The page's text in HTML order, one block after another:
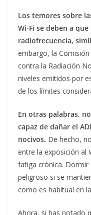
Los temores sobre
Wi-Fi se deben a
radiofrecuencia,
embargo, la
contra la Radiación
niveles emitidos por
de los límites
En otras palabras,
capaz de dañar el
nocivos. De hecho,
entre la exposición al
fatiga crónica.
peligroso si se
como es habitual en
Ahora, si has notado